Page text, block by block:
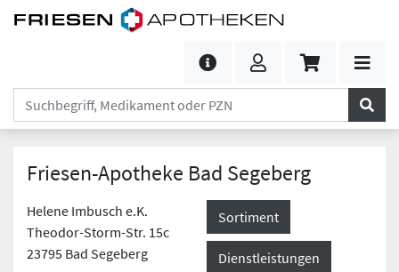
Friesen-Apotheke Bad Segeberg
Sortiment
Dienstleistungen
Helene Imbusch e.K.
Theodor-Storm-Str. 15c
23795 Bad Segeberg